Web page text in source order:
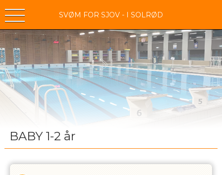
SVØM FOR SJOV - I SOLRØD
BABY 1-2 år